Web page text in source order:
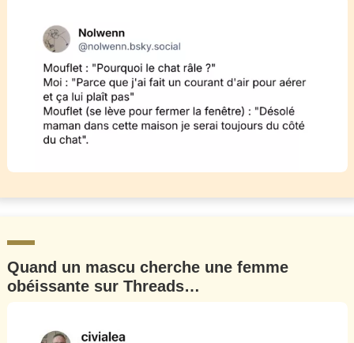
Quand un mascu cherche une femme
obéissante sur Threads…